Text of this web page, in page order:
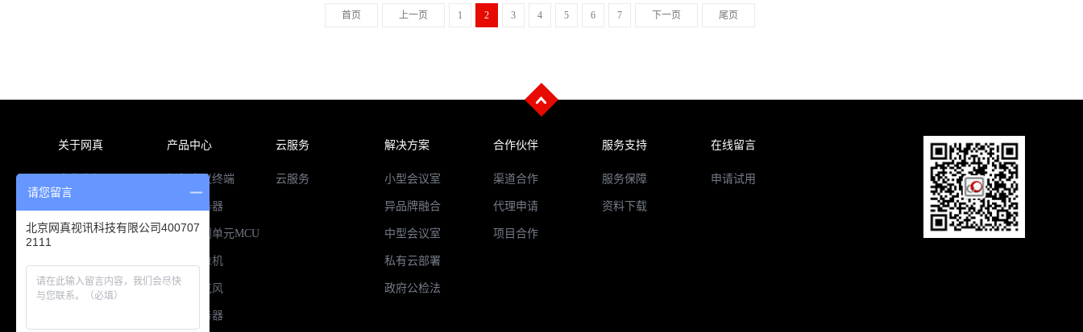
首页 上一页 1 2 3 4 5 6 7 下一页 尾页
关于网真
联系我们
招贤纳士
产品中心
视频会议终端
视频服务器
多点控制单元MCU
高清摄像机
全向麦克风
录播服务器
云服务
云服务
解决方案
小型会议室
异品牌融合
中型会议室
私有云部署
政府公检法
合作伙伴
渠道合作
代理申请
项目合作
服务支持
服务保障
资料下载
在线留言
申请试用
请您留言
北京网真视讯科技有限公司400707
2111